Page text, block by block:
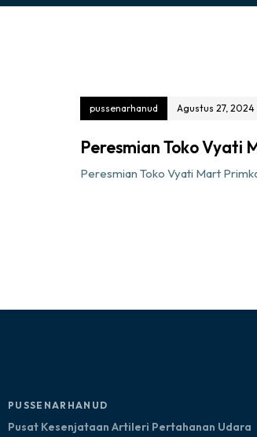
pussenarhanud Agustus 27, 2024
Peresmian Toko Vyati
Peresmian Toko Vyati Mart
PUSSENARHANUD
Pusat Kesenjataan Artileri Pertahanan Udara